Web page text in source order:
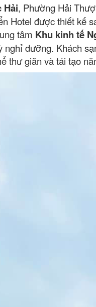
Hải, Phường Hải
Hotel được thiết kế
tâm Khu kinh tế
dưỡng. Khách
thư giãn và tái tạo